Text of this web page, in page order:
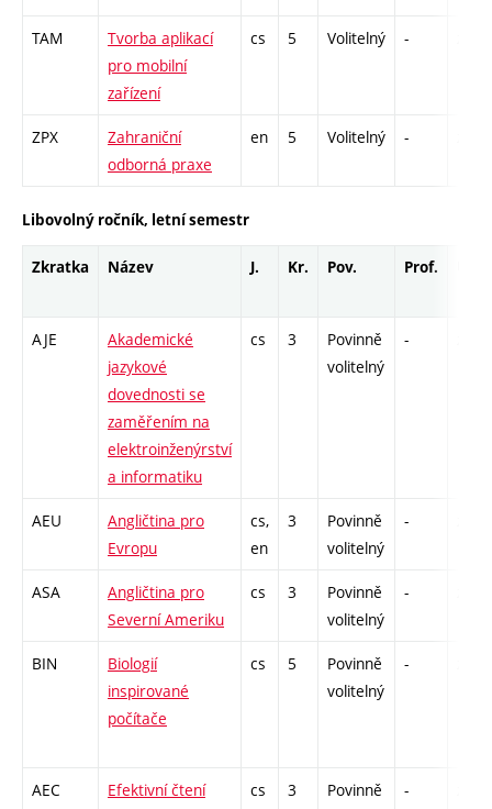
TAM
Tvorba aplikací
pro mobilní
zařízení
cs 5 Volitelný -
ZPX
Zahraniční
odborná praxe
en 5 Volitelný -
Libovolný ročník, letní semestr
Zkratka Název J. Kr. Pov. Prof.
AJE
Akademické
jazykové
dovednosti se
zaměřením na
elektroinženýrství
a informatiku
cs 3
Povinně
volitelný
-
AEU
Angličtina pro
Evropu
cs,
en
3
Povinně
volitelný
-
ASA
Angličtina pro
Severní Ameriku
cs 3
Povinně
volitelný
-
BIN
Biologií
inspirované
počítače
cs 5
Povinně
volitelný
-
AEC
Efektivní čtení
cs 3
Povinně
-